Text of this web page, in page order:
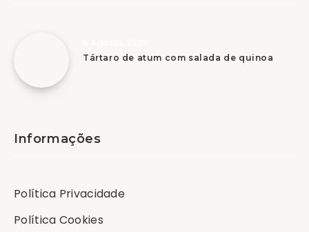
Tártaro de atum com salada de quinoa
Informações
Política Privacidade
Política Cookies